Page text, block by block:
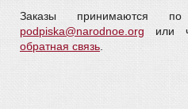
Заказы принимаются по
podpiska@narodnoe.org или
обратная связь